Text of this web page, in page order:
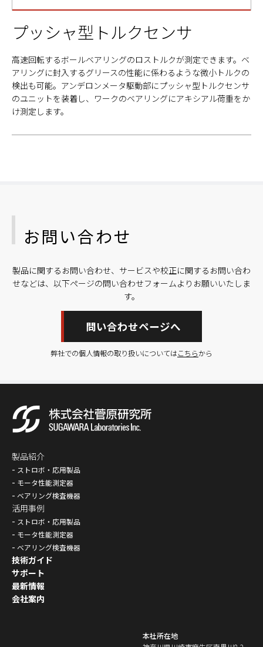
プッシャ型トルクセンサ
高速回転するボールベアリングのロストルクが測定できます。ベ
アリングに封入するグリースの性能に係わるような微小トルクの
検出も可能。アンデロンメータ駆動部にプッシャ型トルクセンサ
のユニットを装着し、ワークのベアリングにアキシアル荷重をか
け測定します。
お問い合わせ
製品に関するお問い合わせ、サービスや校正に関するお問い合わ
せなどは、以下ページの問い合わせフォームよりお願いいたしま
す。
問い合わせページへ
弊社での個人情報の取り扱いについてはこちらから
製品紹介
ストロボ・応用製品
モータ性能測定器
ベアリング検査機器
活用事例
ストロボ・応用製品
モータ性能測定器
ベアリング検査機器
技術ガイド
サポート
最新情報
会社案内
本社所在地